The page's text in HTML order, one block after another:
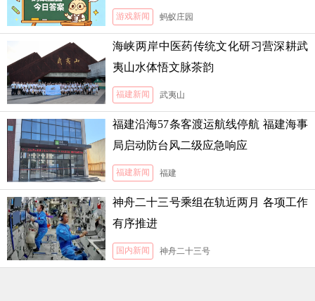
游戏新闻 蚂蚁庄园
海峡两岸中医药传统文化研习营深耕武
夷山水体悟文脉茶韵
福建新闻 武夷山
福建沿海57条客渡运航线停航 福建海事
局启动防台风二级应急响应
福建新闻 福建
神舟二十三号乘组在轨近两月 各项工作
有序推进
国内新闻 神舟二十三号